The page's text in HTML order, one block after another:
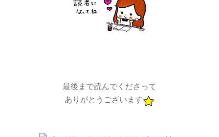
最後まで読んでくださって
ありがとうございます